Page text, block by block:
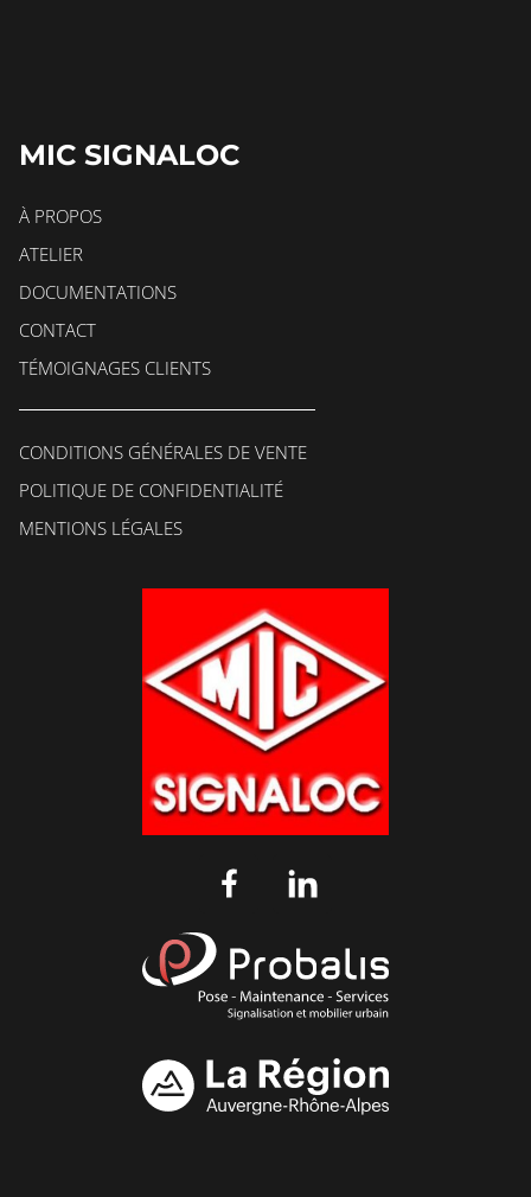
MIC SIGNALOC
À PROPOS
ATELIER
DOCUMENTATIONS
CONTACT
TÉMOIGNAGES CLIENTS
CONDITIONS GÉNÉRALES DE VENTE
POLITIQUE DE CONFIDENTIALITÉ
MENTIONS LÉGALES